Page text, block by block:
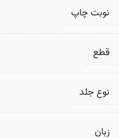
نوبت چاپ
قطع
نوع جلد
زبان